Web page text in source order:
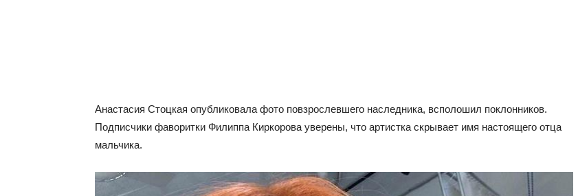
Анастасия Стоцкая опубликовала фото повзрослевшего наследника, всполошил поклонников.
Подписчики фаворитки Филиппа Киркорова уверены, что артистка скрывает имя настоящего отца
мальчика.